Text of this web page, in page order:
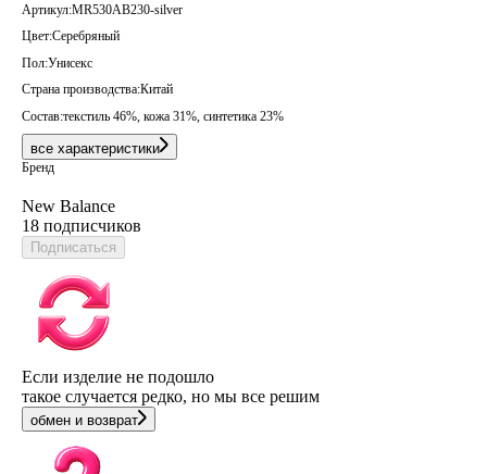
Артикул:MR530AB230-silver
Цвет:Серебряный
Пол:Унисекс
Страна производства:Китай
Состав:текстиль 46%, кожа 31%, синтетика 23%
все характеристики
Бренд
New Balance
18 подписчиков
Подписаться
Если изделие не подошло
такое случается редко, но мы все решим
обмен и возврат